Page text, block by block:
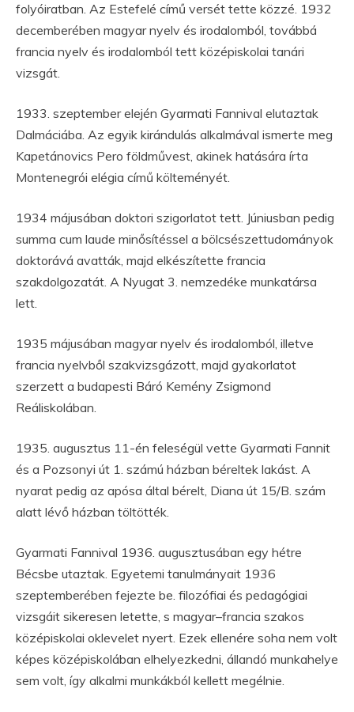
folyóiratban. Az Estefelé című versét tette közzé. 1932
decemberében magyar nyelv és irodalomból, továbbá
francia nyelv és irodalomból tett középiskolai tanári
vizsgát.
1933. szeptember elején Gyarmati Fannival elutaztak
Dalmáciába. Az egyik kirándulás alkalmával ismerte meg
Kapetánovics Pero földművest, akinek hatására írta
Montenegrói elégia című költeményét.
1934 májusában doktori szigorlatot tett. Júniusban pedig
summa cum laude minősítéssel a bölcsészettudományok
doktorává avatták, majd elkészítette francia
szakdolgozatát. A Nyugat 3. nemzedéke munkatársa
lett.
1935 májusában magyar nyelv és irodalomból, illetve
francia nyelvből szakvizsgázott, majd gyakorlatot
szerzett a budapesti Báró Kemény Zsigmond
Reáliskolában.
1935. augusztus 11-én feleségül vette Gyarmati Fannit
és a Pozsonyi út 1. számú házban béreltek lakást. A
nyarat pedig az apósa által bérelt, Diana út 15/B. szám
alatt lévő házban töltötték.
Gyarmati Fannival 1936. augusztusában egy hétre
Bécsbe utaztak. Egyetemi tanulmányait 1936
szeptemberében fejezte be. filozófiai és pedagógiai
vizsgáit sikeresen letette, s magyar–francia szakos
középiskolai oklevelet nyert. Ezek ellenére soha nem volt
képes középiskolában elhelyezkedni, állandó munkahelye
sem volt, így alkalmi munkákból kellett megélnie.